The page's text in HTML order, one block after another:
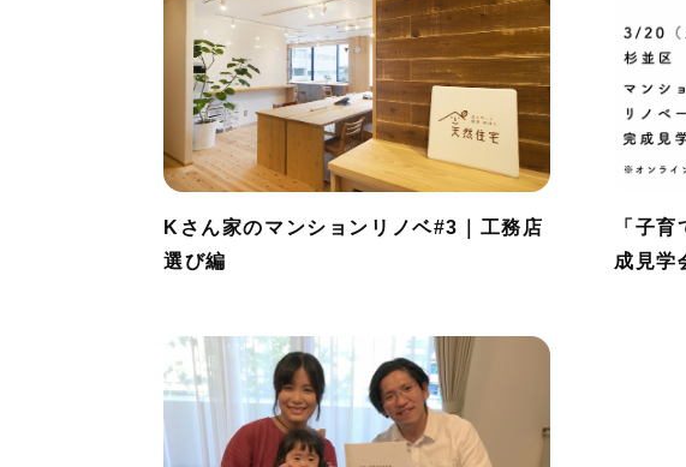
Kさん家のマンションリノベ#3｜工務店
選び編
「子
成見学